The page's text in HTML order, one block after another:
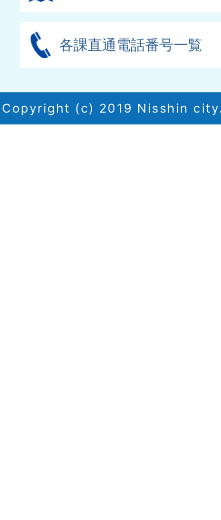
各課直通電話番号一覧
Copyright (c) 2019 Nisshin